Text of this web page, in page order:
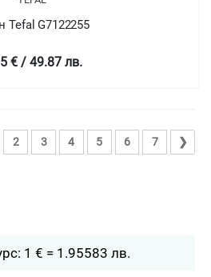
Tefal G7122255
€ / 49.87 лв.
2 3 4 5 6 7 ❯
1 € = 1.95583 лв.